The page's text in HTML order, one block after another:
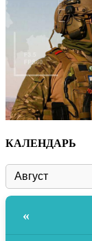
КАЛЕНДАРЬ
«